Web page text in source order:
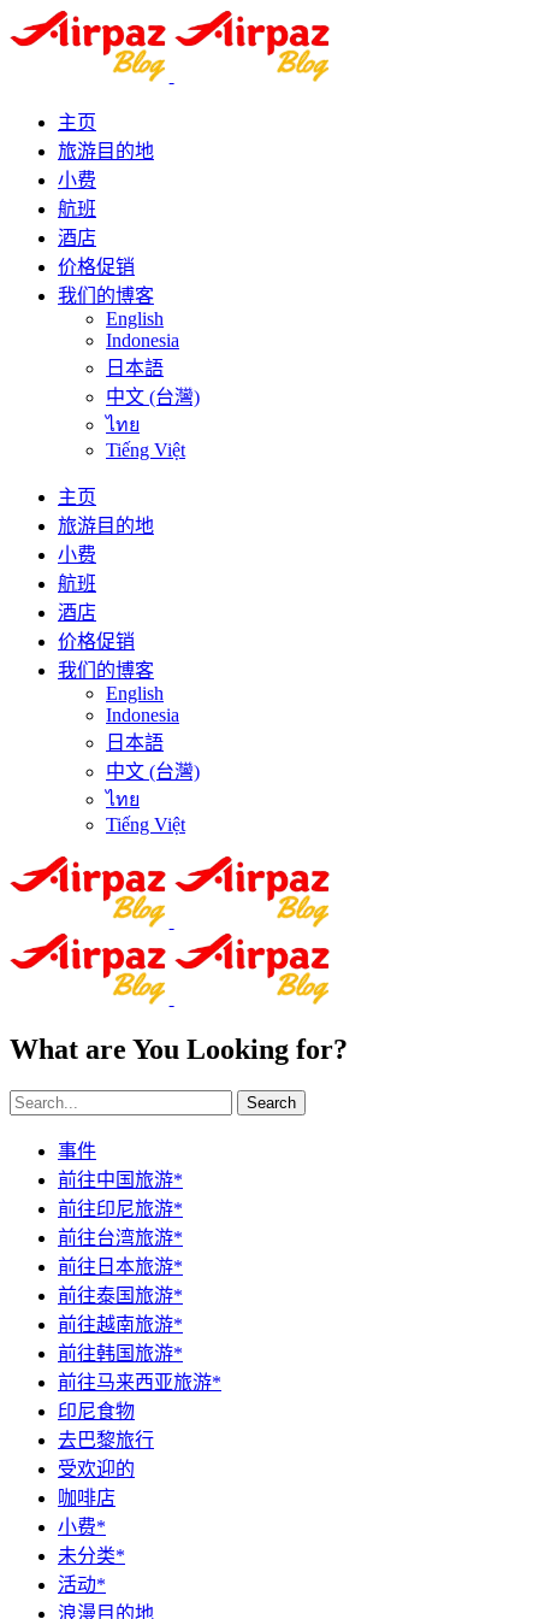
主页
旅游目的地
小费
航班
酒店
价格促销
我们的博客
English
Indonesia
日本語
中文 (台灣)
ไทย
Tiếng Việt
主页
旅游目的地
小费
航班
酒店
价格促销
我们的博客
English
Indonesia
日本語
中文 (台灣)
ไทย
Tiếng Việt
What are You Looking for?
Search
事件
前往中国旅游*
前往印尼旅游*
前往台湾旅游*
前往日本旅游*
前往泰国旅游*
前往越南旅游*
前往韩国旅游*
前往马来西亚旅游*
印尼食物
去巴黎旅行
受欢迎的
咖啡店
小费*
未分类*
活动*
浪漫目的地